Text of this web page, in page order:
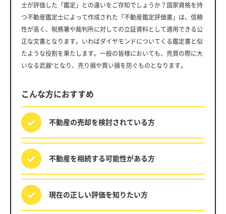
士が評価した「鑑定」との違いをご存知でしょうか？国家資格を持
つ不動産鑑定士によって作成された「不動産鑑定評価書」は、信頼
性が高く、税務署や裁判所に対しての立証資料として適用できる公
正な文書となります。いわばダイヤモンドについてくる鑑定書と似
たような役割を果たします。一般の皆様においても、売買の際に大
いなる武器”となり、売り損や買い損を防ぐものとなります。
こんな方におすすめ
不動産の売却を検討されている方
不動産を相続する可能性がある方
現在の正しい評価を知りたい方